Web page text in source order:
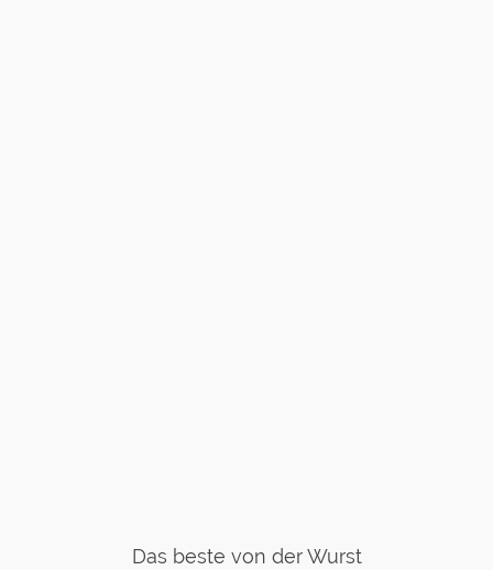
Das beste von der Wurst